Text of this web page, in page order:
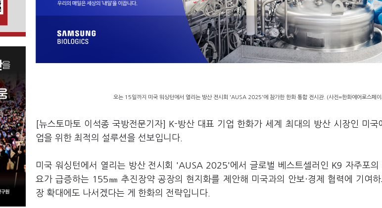
오는 15일까지 미국 워싱턴에서 열리는 방산 전시회 'AUSA 2025'에 참가한 한화 통합 전시관. (사진=한화에어로스페이
[뉴스토마토 이석종 국방전문기자] K-방산 대표 기업 한화가 세계 최대의 방산 시장인 미
업을 위한 최적의 설루션을 선보입니다.
미국 워싱턴에서 열리는 방산 전시회 'AUSA 2025'에서 글로벌 베스트셀러인 K9 자주포의
요가 급증하는 155㎜ 추진장약 공장의 현지화를 제안해 미국과의 안보·경제 협력에 기여
장 확대에도 나서겠다는 게 한화의 전략입니다.